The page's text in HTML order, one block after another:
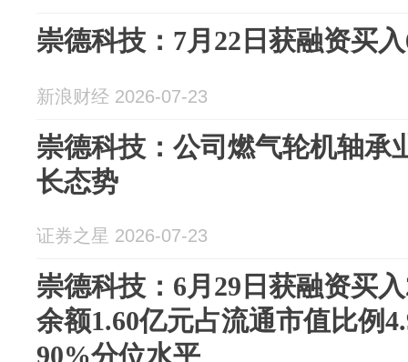
崇德科技：7月22日获融资买
新浪财经 2026-07-23
崇德科技：公司燃气轮机轴承
长态势
证券之星 2026-07-23
崇德科技：6月29日获融资买
余额1.60亿元占流通市值比例
90%分位水平